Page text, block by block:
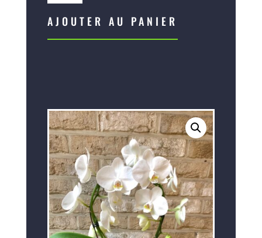
Orchidées
Phalaenopsis
Mirror
AJOUTER AU PANIER